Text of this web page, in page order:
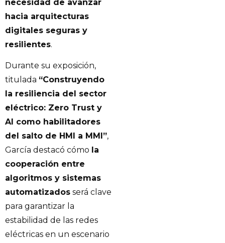
necesidad de avanzar
hacia arquitecturas
digitales seguras y
resilientes.
Durante su exposición,
titulada “Construyendo
la resiliencia del sector
eléctrico: Zero Trust y
AI como habilitadores
del salto de HMI a MMI”,
García destacó cómo la
cooperación entre
algoritmos y sistemas
automatizados será clave
para garantizar la
estabilidad de las redes
eléctricas en un escenario